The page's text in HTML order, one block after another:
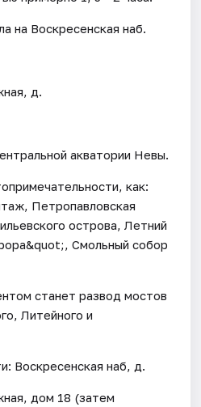
на Воскресенская наб.
д.
акватории Невы.
как:
Петропавловская
острова, Летний
Смольный собор
станет развод мостов
Литейного и
Воскресенская наб, д.
дом 18 (затем